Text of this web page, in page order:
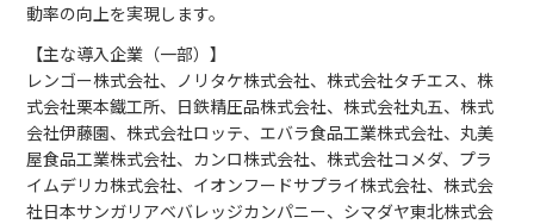
動率の向上を実現します。
【主な導入企業（一部）】
レンゴー株式会社、ノリタケ株式会社、株式会社タチエス、株
式会社栗本鐵工所、日鉄精圧品株式会社、株式会社丸五、株式
会社伊藤園、株式会社ロッテ、エバラ食品工業株式会社、丸美
屋食品工業株式会社、カンロ株式会社、株式会社コメダ、プラ
イムデリカ株式会社、イオンフードサプライ株式会社、株式会
社日本サンガリアベバレッジカンパニー、シマダヤ東北株式会